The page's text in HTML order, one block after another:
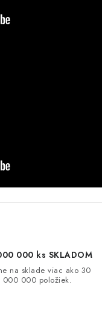
000 ks SKLADOM
na sklade viac ako 30
000 000 položiek.